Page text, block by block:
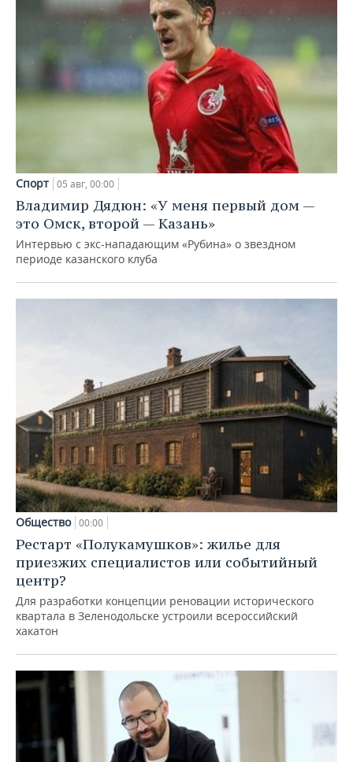
Спорт 05 авг, 00:00
Владимир Дядюн: «У меня первый дом —
это Омск, второй — Казань»
Интервью с экс-нападающим «Рубина» о звездном
периоде казанского клуба
Общество 00:00
Рестарт «Полукамушков»: жилье для
приезжих специалистов или событийный
центр?
Для разработки концепции реновации исторического
квартала в Зеленодольске устроили всероссийский
хакатон